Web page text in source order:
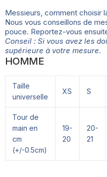
Messieurs, comment choisir
Nous vous conseillons de
pouce. Reportez-vous
Conseil : Si vous avez les
supérieure à votre mesure.
HOMME
Taille
universelle
XS S
Tour de
main en
cm
(+/-0.5cm)
19-
20
20-
21